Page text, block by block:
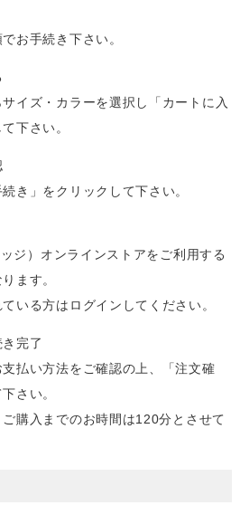
お手続き下さい。
イズ・カラーを選択し「カートに入
下さい。
き」をクリックして下さい。
ジ）オンラインストアをご利用する
ます。
いる方はログインしてください。
完了
払い方法をご確認の上、「注文確
さい。
購入までのお時間は120分とさせて